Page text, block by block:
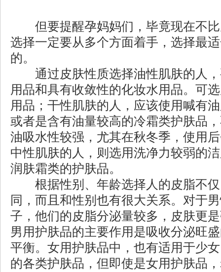
但要提醒孕妈妈们，毕竟现在不比
选择一定要从多个方面着手，选择最
的。
通过皮肤性质选择油性肌肤的人，
用品和具有收敛性的化妆水用品。可
用品；干性肌肤的人，应该使用喊有
或者是含有油量较高的冷霜类护肤品
油吸水性较强，尤其在秋冬季，使用
中性肌肤的人，则选用洗净力较弱的
润肤霜类的护肤品。
根据性别、年龄选择人的皮脂不仅
同，而且和性别也有很大关系。对于
子，他们的皮脂分泌量较多，皮肤更
男用护肤品的主要作用是吸收分泌旺
平衡。女用护肤品中，也有适用于少
的各类护肤品，但即使是女用护肤品